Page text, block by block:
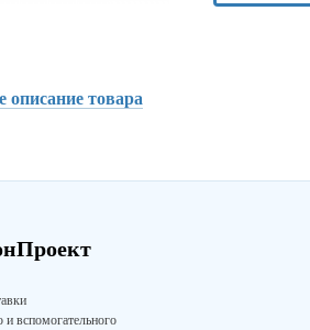
описание товара
вспомогательного